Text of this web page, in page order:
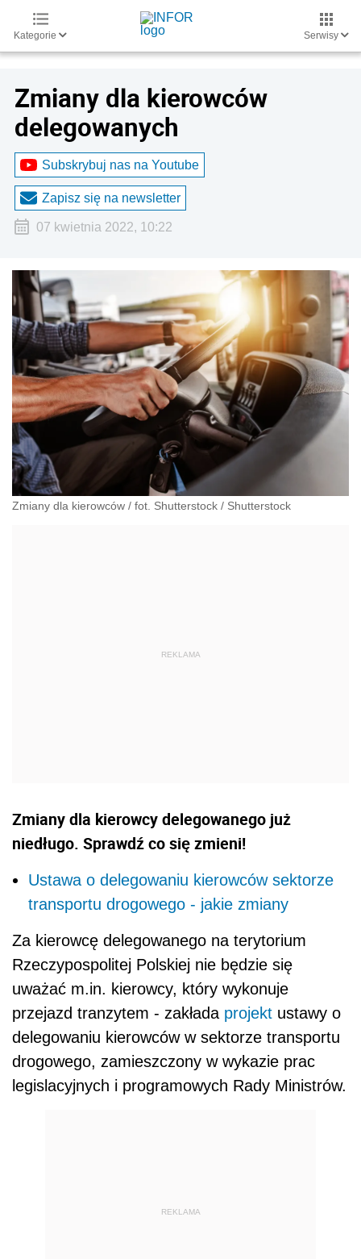
Kategorie Serwisy
Zmiany dla kierowców
delegowanych
Subskrybuj nas na Youtube
Zapisz się na newsletter
07 kwietnia 2022, 10:22
Zmiany dla kierowców / fot. Shutterstock / Shutterstock
Zmiany dla kierowcy delegowanego już
niedługo. Sprawdź co się zmieni!
Ustawa o delegowaniu kierowców sektorze
transportu drogowego - jakie zmiany
Za kierowcę delegowanego na terytorium
Rzeczypospolitej Polskiej nie będzie się
uważać m.in. kierowcy, który wykonuje
przejazd tranzytem - zakłada projekt ustawy o
delegowaniu kierowców w sektorze transportu
drogowego, zamieszczony w wykazie prac
legislacyjnych i programowych Rady Ministrów.
REKLAMA